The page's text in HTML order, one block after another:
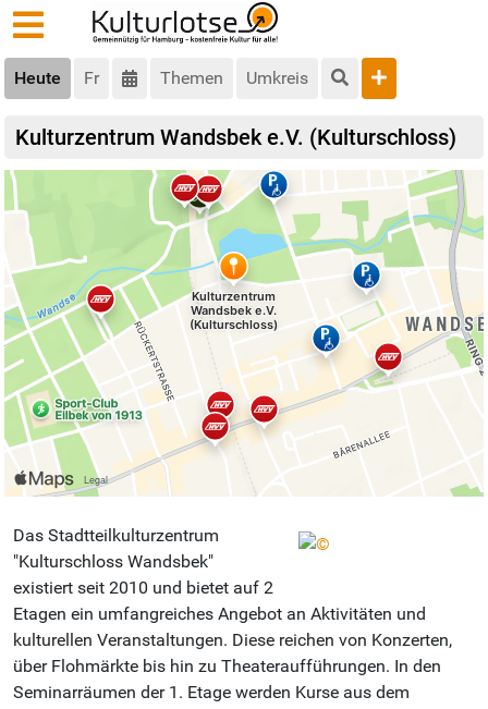
Heute Fr Themen Umkreis
Kulturzentrum Wandsbek e.V. (Kulturschloss)
Das Stadtteilkulturzentrum
"Kulturschloss Wandsbek"
existiert seit 2010 und bietet auf 2
Etagen ein umfangreiches Angebot an Aktivitäten und
kulturellen Veranstaltungen. Diese reichen von Konzerten,
über Flohmärkte bis hin zu Theateraufführungen. In den
Seminarräumen der 1. Etage werden Kurse aus dem